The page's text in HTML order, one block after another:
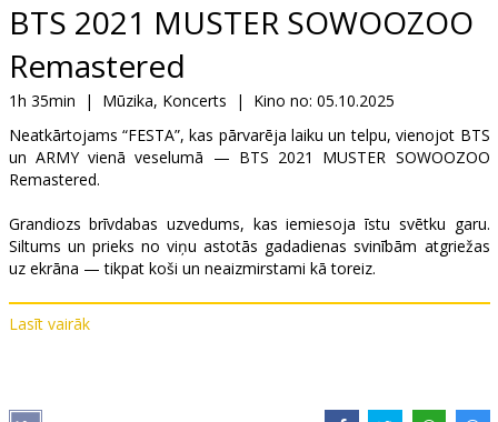
B2B
Kino
Klubs
BTS 2021 MUSTER SOWOOZOO
Remastered
1h 35min | Mūzika, Koncerts | Kino no: 05.10.2025
Neatkārtojams “FESTA”, kas pārvarēja laiku un telpu, vienojot BTS
un ARMY vienā veselumā — BTS 2021 MUSTER SOWOOZOO
Remastered.
Grandiozs brīvdabas uzvedums, kas iemiesoja īstu svētku garu.
Siltums un prieks no viņu astotās gadadienas svinībām atgriežas
uz ekrāna — tikpat koši un neaizmirstami kā toreiz.
Lasīt vairāk